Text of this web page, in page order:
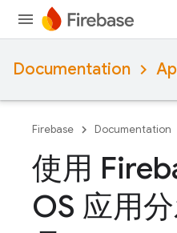
Documentation
Firebase Documentation
使用
OS 应用